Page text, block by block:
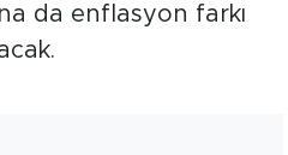
da enflasyon farkı